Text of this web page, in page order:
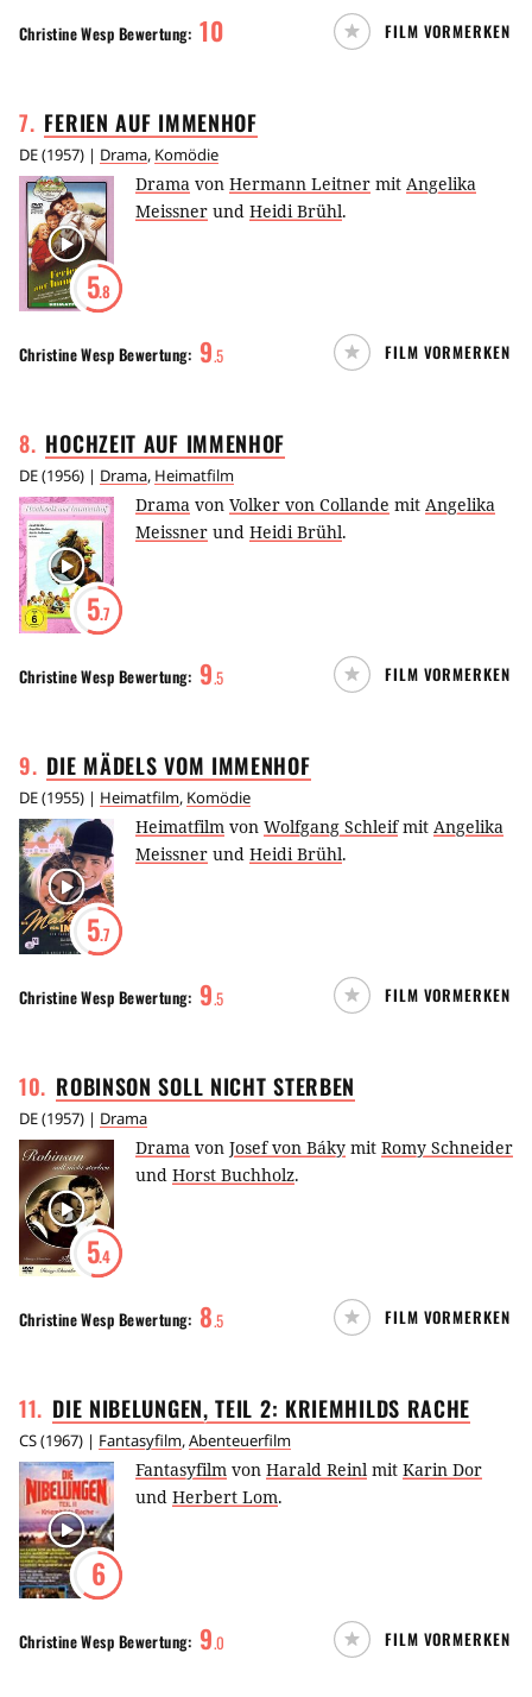
Christine Wesp Bewertung: 10 FILM VORMERKEN
7. FERIEN AUF IMMENHOF
DE(1957) | Drama, Komödie
5.8
Drama von Hermann Leitner mit Angelika
Meissner und Heidi Brühl.
Christine Wesp Bewertung: 9.5 FILM VORMERKEN
8. HOCHZEIT AUF IMMENHOF
DE(1956) | Drama, Heimatfilm
5.7
Drama von Volker von Collande mit Angelika
Meissner und Heidi Brühl.
Christine Wesp Bewertung: 9.5 FILM VORMERKEN
9. DIE MÄDELS VOM IMMENHOF
DE(1955) | Heimatfilm, Komödie
5.7
Heimatfilm von Wolfgang Schleifmit Angelika
Meissner und Heidi Brühl.
Christine Wesp Bewertung: 9.5 FILM VORMERKEN
10. ROBINSON SOLL NICHTSTERBEN
DE(1957) | Drama
5.4
Drama von Josef von Báky mit Romy Schneider
und Horst Buchholz.
Christine Wesp Bewertung: 8.5 FILM VORMERKEN
11. DIE NIBELUNGEN, TEIL 2: KRIEMHILDS RACHE
CS(1967) | Fantasyfilm,Abenteuerfilm
6
Fantasyfilm von Harald Reinl mit Karin Dor
und Herbert Lom.
Christine Wesp Bewertung: 9.0 FILM VORMERKEN